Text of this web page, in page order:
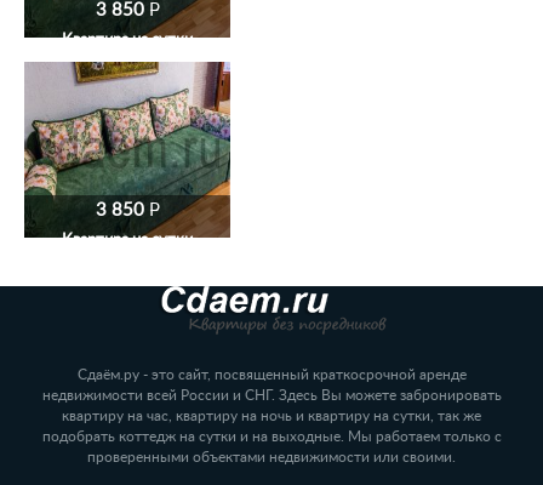
3 850 P
Квартира на сутки
3 850 P
Квартира на сутки
Сдаём.ру - это сайт, посвященный краткосрочной аренде
недвижимости всей России и СНГ. Здесь Вы можете забронировать
квартиру на час, квартиру на ночь и квартиру на сутки, так же
подобрать коттедж на сутки и на выходные. Мы работаем только с
проверенными объектами недвижимости или своими.